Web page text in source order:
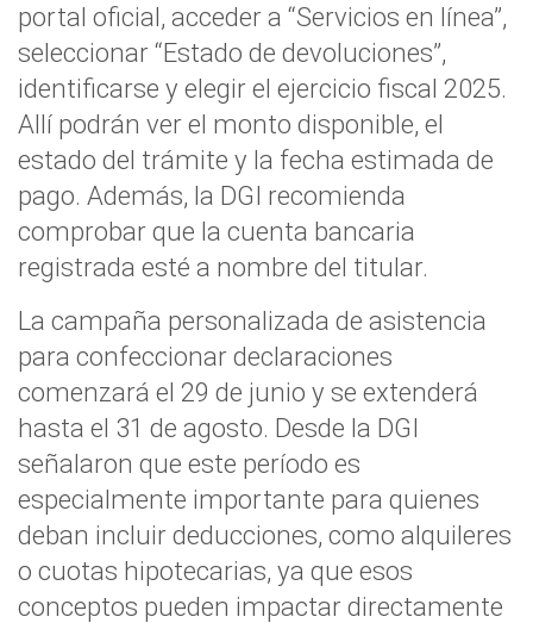
portal oficial, acceder a “Servicios en línea”,
seleccionar “Estado de devoluciones”,
identificarse y elegir el ejercicio fiscal 2025.
Allí podrán ver el monto disponible, el
estado del trámite y la fecha estimada de
pago. Además, la DGI recomienda
comprobar que la cuenta bancaria
registrada esté a nombre del titular.
La campaña personalizada de asistencia
para confeccionar declaraciones
comenzará el 29 de junio y se extenderá
hasta el 31 de agosto. Desde la DGI
señalaron que este período es
especialmente importante para quienes
deban incluir deducciones, como alquileres
o cuotas hipotecarias, ya que esos
conceptos pueden impactar directamente